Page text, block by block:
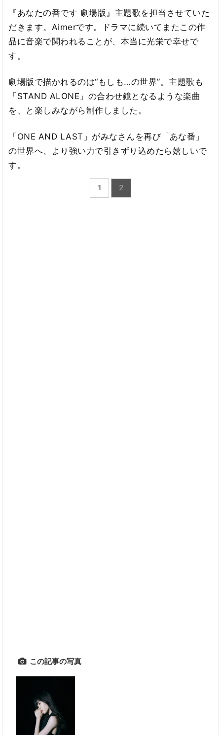
『あなたの番です 劇場版』主題歌を担当させていた
だきます。Aimerです。ドラマに続いてまたこの作
品に音楽で関われることが、本当に光栄で幸せで
す。
劇場版で描かれるのは“もしも…の世界”。主題歌も
「STAND ALONE」の合わせ鏡となるような楽曲
を、と楽しみながら制作しました。
「ONE AND LAST」がみなさんを再び「あな番」
の世界へ、より強い力で引きずり込めたら嬉しいで
す。
1 2
この記事の写真